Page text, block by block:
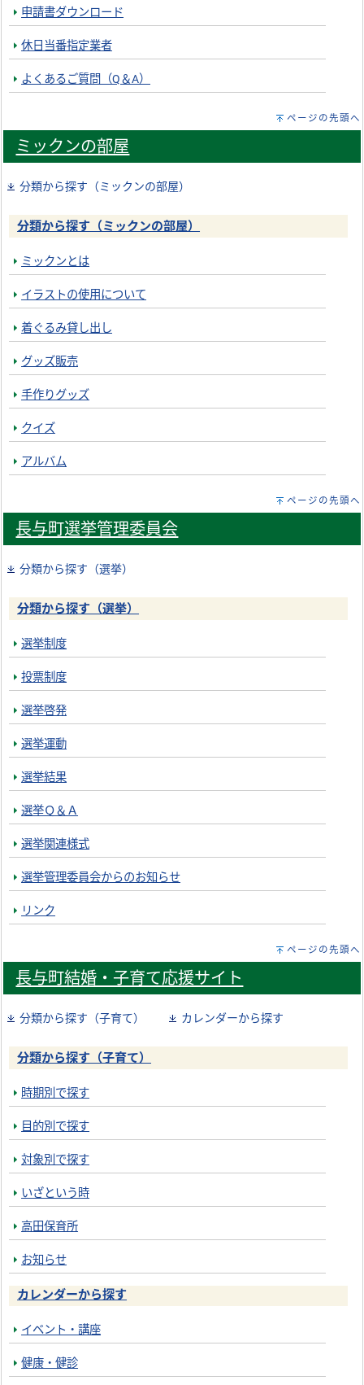
申請書ダウンロード
休日当番指定業者
よくあるご質問（Q＆A）
ページの先頭へ
ミックンの部屋
分類から探す（ミックンの部屋）
分類から探す（ミックンの部屋）
ミックンとは
イラストの使用について
着ぐるみ貸し出し
グッズ販売
手作りグッズ
クイズ
アルバム
ページの先頭へ
長与町選挙管理委員会
分類から探す（選挙）
分類から探す（選挙）
選挙制度
投票制度
選挙啓発
選挙運動
選挙結果
選挙Ｑ＆Ａ
選挙関連様式
選挙管理委員会からのお知らせ
リンク
ページの先頭へ
長与町結婚・子育て応援サイト
分類から探す（子育て） カレンダーから探す
分類から探す（子育て）
時期別で探す
目的別で探す
対象別で探す
いざという時
高田保育所
お知らせ
カレンダーから探す
イベント・講座
健康・健診